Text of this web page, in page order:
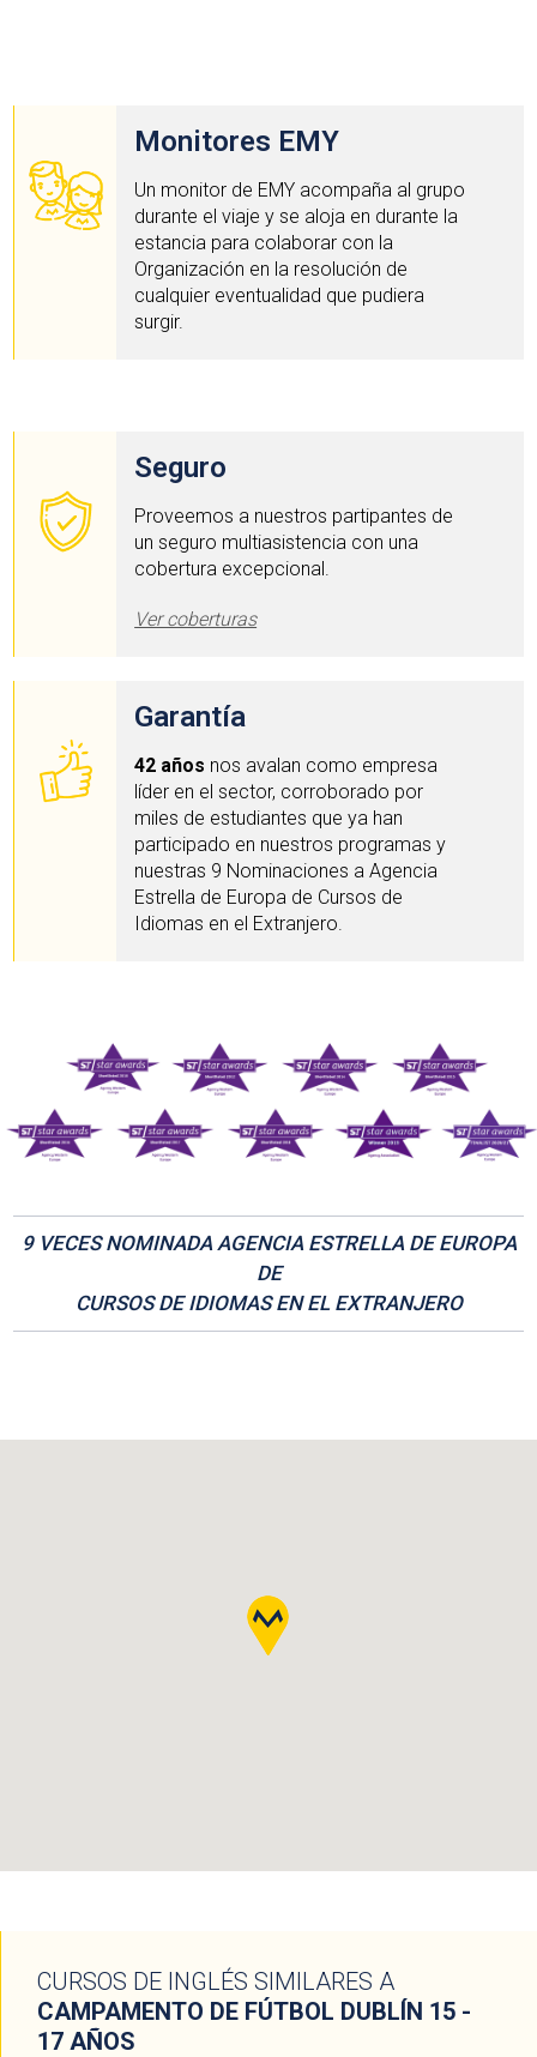
Monitores EMY
Un monitor de EMY acompaña al grupo
durante el viaje y se aloja en durante la
estancia para colaborar con la
Organización en la resolución de
cualquier eventualidad que pudiera
surgir.
Seguro
Proveemos a nuestros partipantes de
un seguro multiasistencia con una
cobertura excepcional.
Ver coberturas
Garantía
42 años nos avalan como empresa
líder en el sector, corroborado por
miles de estudiantes que ya han
participado en nuestros programas y
nuestras 9 Nominaciones a Agencia
Estrella de Europa de Cursos de
Idiomas en el Extranjero.
9 VECES NOMINADA AGENCIA ESTRELLA DE EUROPA
DE
CURSOS DE IDIOMAS EN EL EXTRANJERO
CURSOS DE INGLÉS SIMILARES A
CAMPAMENTO DE FÚTBOL DUBLÍN 15 -
17 AÑOS